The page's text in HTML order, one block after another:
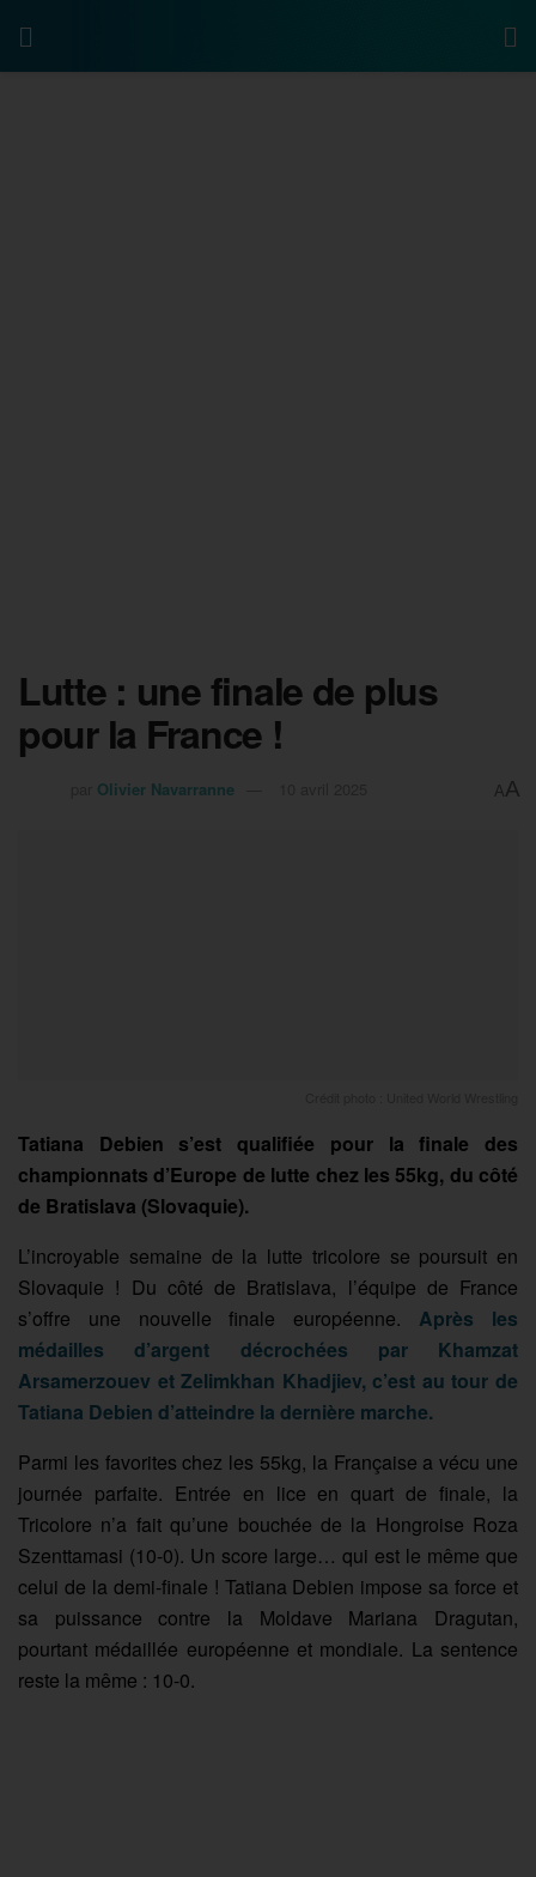
Lutte : une finale de plus
pour la France !
Olivier Navarranne AA
Tatiana Debien s’est qualifiée pour la finale des
championnats d’Europe de lutte chez les 55kg, du côté
de Bratislava (Slovaquie).
L’incroyable semaine de la lutte tricolore se poursuit en
Slovaquie ! Du côté de Bratislava, l’équipe de France
s’offre une nouvelle finale européenne. Après les
médailles d’argent décrochées par Khamzat
Arsamerzouev et Zelimkhan Khadjiev, c’est au tour de
Tatiana Debien d’atteindre la dernière marche.
Parmi les favorites chez les 55kg, la Française a vécu une
journée parfaite. Entrée en lice en quart de finale, la
Tricolore n’a fait qu’une bouchée de la Hongroise Roza
Szenttamasi (10-0). Un score large… qui est le même que
celui de la demi-finale ! Tatiana Debien impose sa force et
sa puissance contre la Moldave Mariana Dragutan,
pourtant médaillée européenne et mondiale. La sentence
reste la même : 10-0.